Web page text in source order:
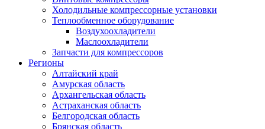
Холодильные компрессорные установки
Теплообменное оборудование
Воздухоохладители
Маслоохладители
Запчасти для компрессоров
Регионы
Алтайский край
Амурская область
Архангельская область
Астраханская область
Белгородская область
Брянская область